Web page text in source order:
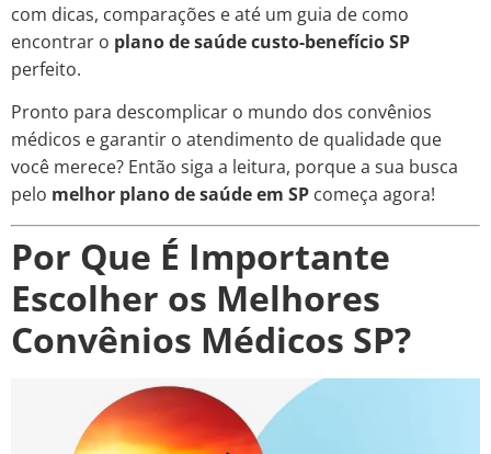
com dicas, comparações e até um guia de como
encontrar o plano de saúde custo-benefício SP
perfeito.
Pronto para descomplicar o mundo dos convênios
médicos e garantir o atendimento de qualidade que
você merece? Então siga a leitura, porque a sua busca
pelo melhor plano de saúde em SP começa agora!
Por Que É Importante
Escolher os Melhores
Convênios Médicos SP?